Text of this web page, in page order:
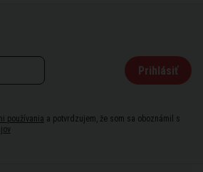
Prihlásiť
používania a potvrdzujem, že som sa oboznámil s